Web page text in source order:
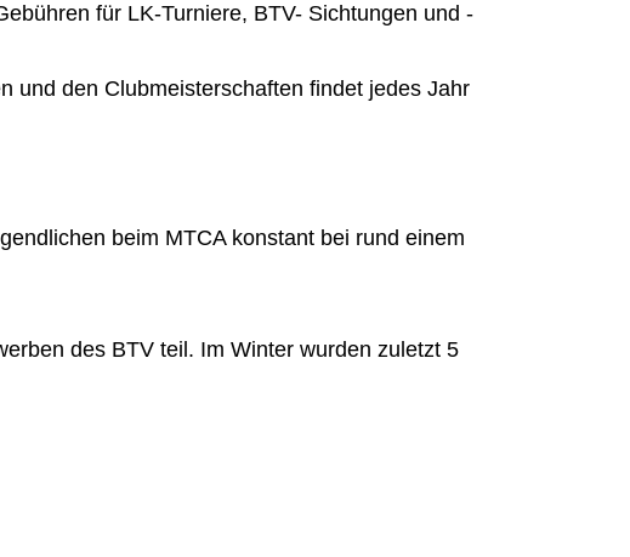
für LK-Turniere, BTV- Sichtungen und -
und den Clubmeisterschaften findet jedes Jahr
beim MTCA konstant bei rund einem
des BTV teil. Im Winter wurden zuletzt 5